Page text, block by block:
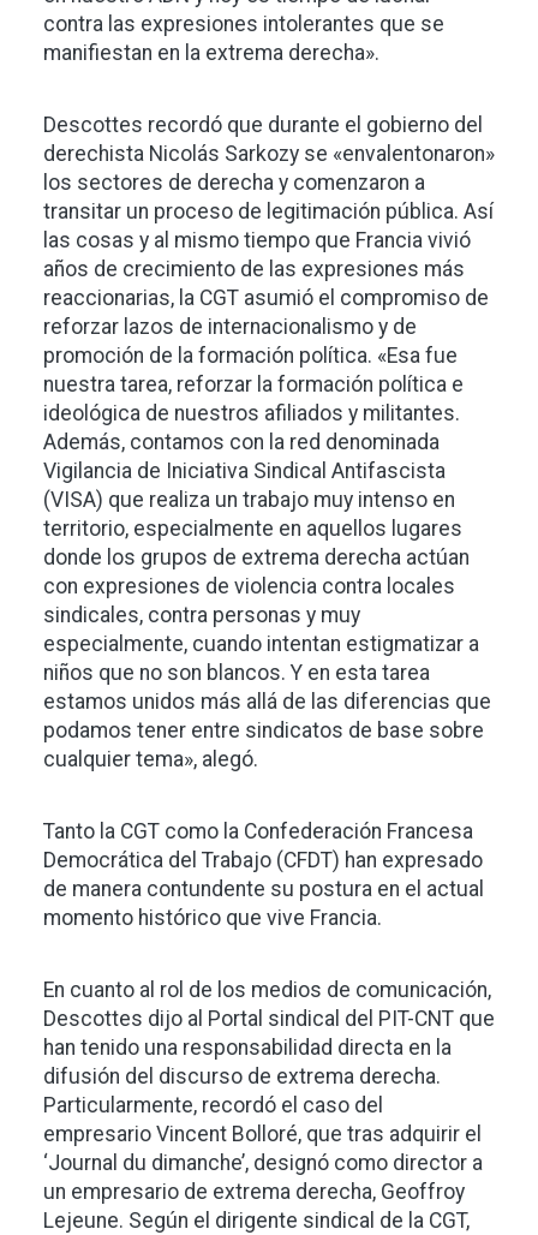
contra las expresiones intolerantes que se
manifiestan en la extrema derecha».
Descottes recordó que durante el gobierno del
derechista Nicolás Sarkozy se «envalentonaron»
los sectores de derecha y comenzaron a
transitar un proceso de legitimación pública. Así
las cosas y al mismo tiempo que Francia vivió
años de crecimiento de las expresiones más
reaccionarias, la CGT asumió el compromiso de
reforzar lazos de internacionalismo y de
promoción de la formación política. «Esa fue
nuestra tarea, reforzar la formación política e
ideológica de nuestros afiliados y militantes.
Además, contamos con la red denominada
Vigilancia de Iniciativa Sindical Antifascista
(VISA) que realiza un trabajo muy intenso en
territorio, especialmente en aquellos lugares
donde los grupos de extrema derecha actúan
con expresiones de violencia contra locales
sindicales, contra personas y muy
especialmente, cuando intentan estigmatizar a
niños que no son blancos. Y en esta tarea
estamos unidos más allá de las diferencias que
podamos tener entre sindicatos de base sobre
cualquier tema», alegó.
Tanto la CGT como la Confederación Francesa
Democrática del Trabajo (CFDT) han expresado
de manera contundente su postura en el actual
momento histórico que vive Francia.
En cuanto al rol de los medios de comunicación,
Descottes dijo al Portal sindical del PIT-CNT que
han tenido una responsabilidad directa en la
difusión del discurso de extrema derecha.
Particularmente, recordó el caso del
empresario Vincent Bolloré, que tras adquirir el
‘Journal du dimanche’, designó como director a
un empresario de extrema derecha, Geoffroy
Lejeune. Según el dirigente sindical de la CGT,